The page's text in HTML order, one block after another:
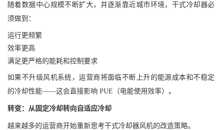
随着数据中心规模不断扩大，并逐渐靠近城市环境，干式冷却器必
须做到：
运行更频繁
效率更高
满足更严格的能耗和控制要求
如果不升级风机系统，运营商将面临不断上升的能源成本和不稳定
的冷却性能——这会直接影响 PUE（电能使用效率）。
转变：从固定冷却转向自适应冷却
越来越多的运营商开始重新思考干式冷却器风机的改造策略。